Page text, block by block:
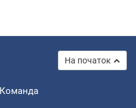
На початок
Команда